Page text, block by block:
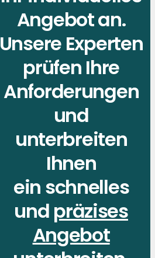
Angebot an.
Unsere Experten
prüfen Ihre
Anforderungen
und
unterbreiten
Ihnen
ein schnelles
und präzises
Angebot